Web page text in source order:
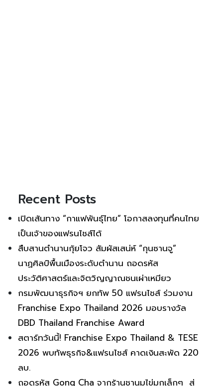
Recent Posts
เปิดเส้นทาง “กาแฟพันธุ์ไทย” โอกาสลงทุนที่คนไทย
เป็นเจ้าของแฟรนไชส์ได้
สืบสานตำนานกุ้ยโจว สัมผัสเสน่ห์ “กุนซานจู”
นาฏศิลป์พื้นเมืองระดับตำนาน ถอดรหัส
ประวัติศาสตร์และจิตวิญญาณชนเผ่าเหมียว
กรมพัฒนาธุรกิจฯ ยกทัพ 50 แฟรนไชส์ ร่วมงาน
Franchise Expo Thailand 2026 มอบรางวัล
DBD Thailand Franchise Award
สตาร์ทวันนี้! Franchise Expo Thailand & TESE
2026 พบทัพธุรกิจ&แฟรนไชส์ คาดเงินสะพัด 220
ลบ.
ถอดรหัส Gong Cha จากร้านชานมไข่มุกเล็กๆ สู่